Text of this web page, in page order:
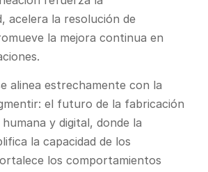
acelera la resolución de
la mejora continua en
alinea estrechamente con la
el futuro de la fabricación
y digital, donde la
la capacidad de los
los comportamientos